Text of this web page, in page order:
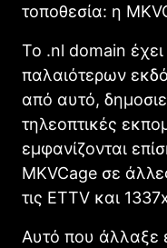
τοποθεσία: η
Το .nl domain
παλαιότερων
από αυτό,
τηλεοπτικές
εμφανίζονται
ΜKVCage σε
τις ETTV και
Αυτό που άλλαξε